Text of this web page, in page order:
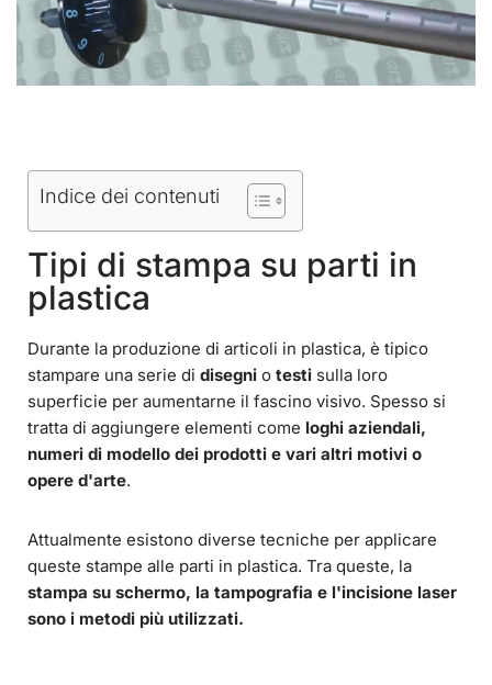
Indice dei contenuti
Tipi di stampa su parti in
plastica
Durante la produzione di articoli in plastica, è tipico
stampare una serie di disegni o testi sulla loro
superficie per aumentarne il fascino visivo. Spesso si
tratta di aggiungere elementi come loghi aziendali,
numeri di modello dei prodotti e vari altri motivi o
opere d'arte.
Attualmente esistono diverse tecniche per applicare
queste stampe alle parti in plastica. Tra queste, la
stampa su schermo, la tampografia e l'incisione laser
sono i metodi più utilizzati.